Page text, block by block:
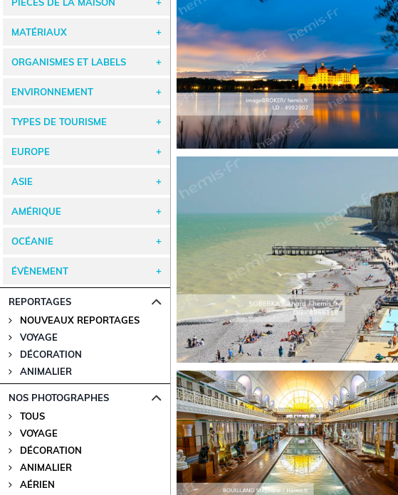
MATÉRIAUX
ORGANISMES ET LABELS
ENVIRONNEMENT
TYPES DE TOURISME
EUROPE
ASIE
AMÉRIQUE
OCÉANIE
ÉVÈNEMENT
REPORTAGES
NOUVEAUX REPORTAGES
VOYAGE
DÉCORATION
ANIMALIER
NOS PHOTOGRAPHES
TOUS
VOYAGE
DÉCORATION
ANIMALIER
AÉRIEN